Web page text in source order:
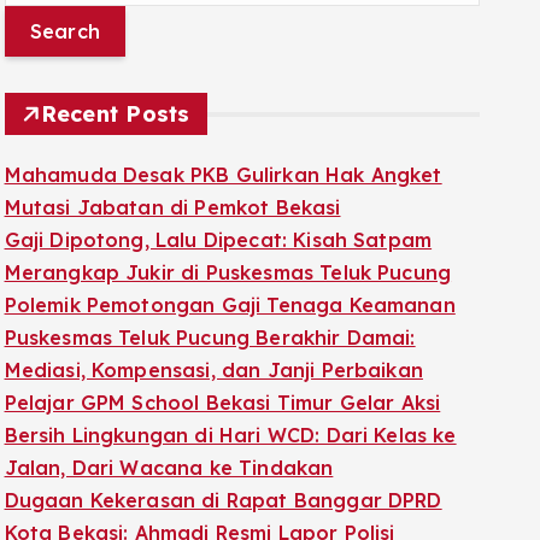
r
c
o
r
:
Recent Posts
Mahamuda Desak PKB Gulirkan Hak Angket
Mutasi Jabatan di Pemkot Bekasi
Gaji Dipotong, Lalu Dipecat: Kisah Satpam
Merangkap Jukir di Puskesmas Teluk Pucung
Polemik Pemotongan Gaji Tenaga Keamanan
Puskesmas Teluk Pucung Berakhir Damai:
Mediasi, Kompensasi, dan Janji Perbaikan
Pelajar GPM School Bekasi Timur Gelar Aksi
Bersih Lingkungan di Hari WCD: Dari Kelas ke
Jalan, Dari Wacana ke Tindakan
Dugaan Kekerasan di Rapat Banggar DPRD
Kota Bekasi: Ahmadi Resmi Lapor Polisi